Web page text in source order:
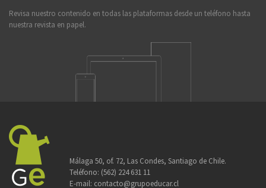
Revisa nuestro contenido en todas las plataformas desde un teléfono hasta
nuestra revista en papel.
Málaga 50, of. 72, Las Condes, Santiago de Chile.
Teléfono: (562) 224 631 11
E-mail: contacto@grupoeducar.cl